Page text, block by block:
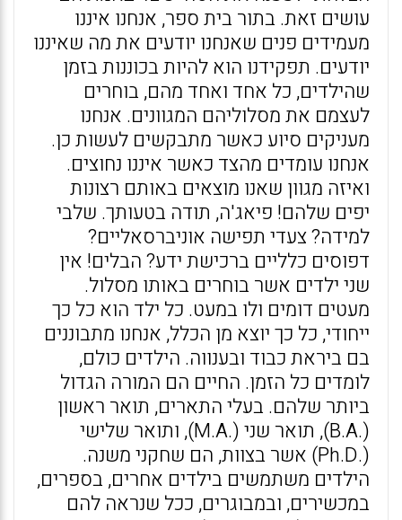
עושים זאת. בתור בית ספר, אנחנו איננו
מעמידים פנים שאנחנו יודעים את מה שאיננו
יודעים. תפקידנו הוא להיות בכוננות בזמן
שהילדים, כל אחד ואחד מהם, בוחרים
לעצמם את מסלוליהם המגוונים. אנחנו
מעניקים סיוע כאשר מתבקשים לעשות כן.
אנחנו עומדים מהצד כאשר איננו נחוצים.
ואיזה מגוון שאנו מוצאים באותם רצונות
יפים שלהם! פיאג'ה, תודה בטעותך. שלבי
למידה? צעדי תפישה אוניברסאליים?
דפוסים כלליים ברכישת ידע? הבלים! אין
שני ילדים אשר בוחרים באותו מסלול.
מעטים דומים ולו במעט. כל ילד הוא כל כך
ייחודי, כל כך יוצא מן הכלל, אנחנו מתבוננים
בם ביראת כבוד ובענווה. הילדים כולם,
לומדים כל הזמן. החיים הם המורה הגדול
ביותר שלהם. בעלי התארים, תואר ראשון
(.B.A), תואר שני (.M.A), ותואר שלישי
(.Ph.D) אשר בצוות, הם שחקני משנה.
הילדים משתמשים בילדים אחרים, בספרים,
במכשירים, ובמבוגרים, ככל שנראה להם